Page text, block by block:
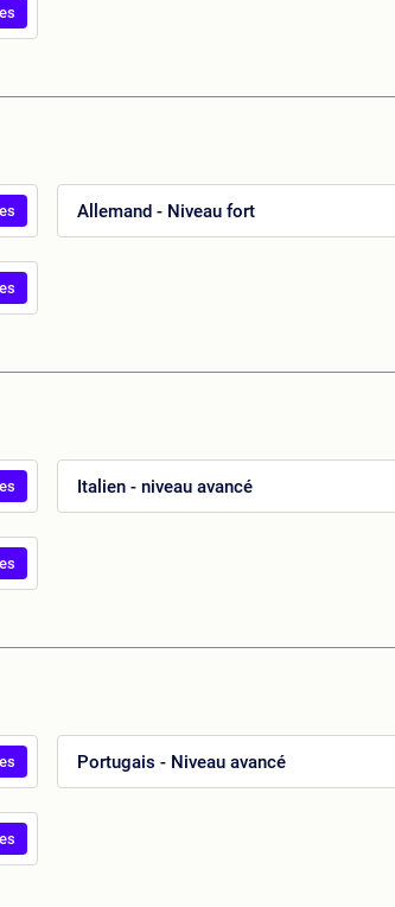
Allemand - Niveau fort
Italien - niveau avancé
Portugais - Niveau avancé